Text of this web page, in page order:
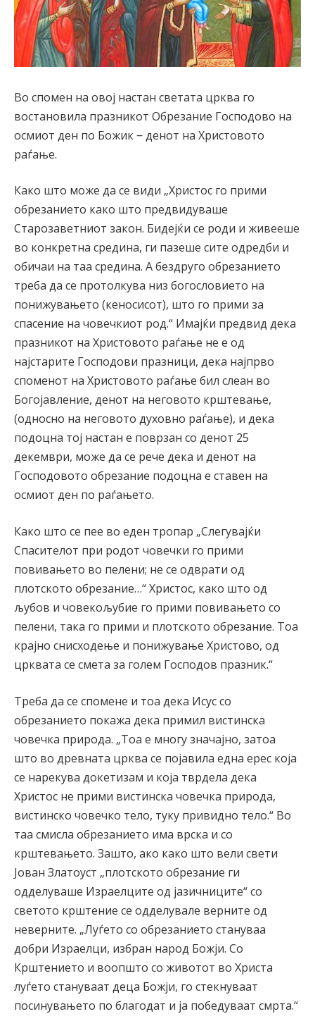
Во спомен на овој настан светата црква го
востановила празникот Обрезание Господово на
осмиот ден по Божик ‒ денот на Христовото
раѓање.
Како што може да се види „Христос го прими
обрезанието како што предвидуваше
Старозаветниот закон. Бидејќи се роди и живееше
во конкретна средина, ги пазеше сите одредби и
обичаи на таа средина. А бездруго обрезанието
треба да се протолкува низ богословието на
понижувањето (кеносисот), што го прими за
спасение на човечкиот род.“ Имајќи предвид дека
празникот на Христовото раѓање не е од
најстарите Господови празници, дека најпрво
споменот на Христовото раѓање бил слеан во
Богојавление, денот на неговото крштевање,
(односно на неговото духовно раѓање), и дека
подоцна тој настан е поврзан со денот 25
декември, може да се рече дека и денот на
Господовото обрезание подоцна е ставен на
осмиот ден по раѓањето.
Како што се пее во еден тропар „Слегувајќи
Спасителот при родот човечки го прими
повивањето во пелени; не се одврати од
плотското обрезание…“ Христос, како што од
љубов и човекољубие го прими повивањето со
пелени, така го прими и плотското обрезание. Тоа
крајно снисходење и понижување Христово, од
црквата се смета за голем Господов празник.“
Треба да се спомене и тоа дека Исус со
обрезанието покажа дека примил вистинска
човечка природа. „Тоа е многу значајно, затоа
што во древната црква се појавила една ерес која
се нарекува докетизам и која тврдела дека
Христос не прими вистинска човечка природа,
вистинско човечко тело, туку привидно тело.“ Во
таа смисла обрезанието има врска и со
крштевањето. Зашто, ако како што вели свети
Јован Златоуст „плотското обрезание ги
одделуваше Израелците од јазичниците“ со
светото крштение се одделувале верните од
неверните. „Луѓето со обрезанието стануваа
добри Израелци, избран народ Божји. Со
Крштението и воопшто со животот во Христа
луѓето стануваат деца Божји, го стекнуваат
посинувањето по благодат и ја победуваат смрта.“